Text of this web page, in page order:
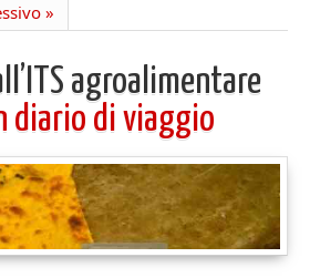
»
agroalimentare
diario di viaggio